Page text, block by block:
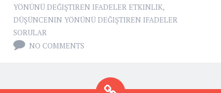
YÖNÜNÜ DEĞIŞTIREN IFADELER ETKINLIK,
DÜŞÜNCENIN YÖNÜNÜ DEĞIŞTIREN IFADELER
SORULAR
NO COMMENTS